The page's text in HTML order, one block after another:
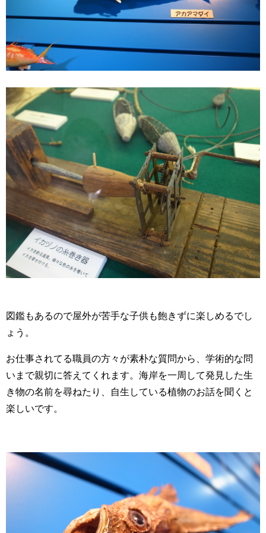
図鑑もあるので屋外が苦手な子供も飽きずに楽しめるでし
ょう。
お仕事されてる職員の方々が素朴な質問から、学術的な問
いまで親切に答えてくれます。海岸を一周して発見した生
き物の名前を尋ねたり、自生している植物のお話を聞くと
楽しいです。